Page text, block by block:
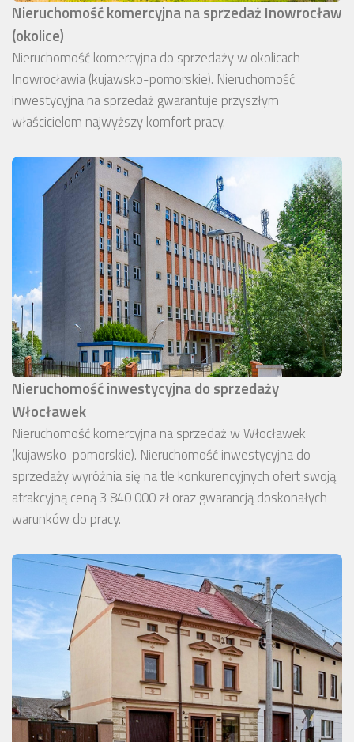
Nieruchomość komercyjna na sprzedaż Inowrocław
(okolice)
Nieruchomość komercyjna do sprzedaży w okolicach
Inowrocławia (kujawsko-pomorskie). Nieruchomość
inwestycyjna na sprzedaż gwarantuje przyszłym
właścicielom najwyższy komfort pracy.
Nieruchomość inwestycyjna do sprzedaży
Włocławek
Nieruchomość komercyjna na sprzedaż w Włocławek
(kujawsko-pomorskie). Nieruchomość inwestycyjna do
sprzedaży wyróżnia się na tle konkurencyjnych ofert swoją
atrakcyjną ceną 3 840 000 zł oraz gwarancją doskonałych
warunków do pracy.